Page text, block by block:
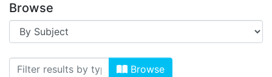
Browse
Browsing Café Radioactivo by
Browse